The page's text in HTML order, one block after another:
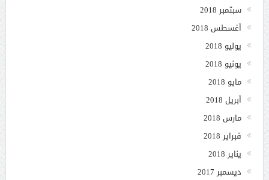
سبتمبر 2018
أغسطس 2018
يوليو 2018
يونيو 2018
مايو 2018
أبريل 2018
مارس 2018
فبراير 2018
يناير 2018
ديسمبر 2017